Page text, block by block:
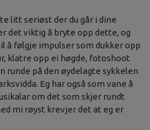
litt seriøst der du går i dine
det viktig å bryte opp dette, og
å følgje impulser som dukker opp
klatre opp ei høgde, fotoshoot
runde på den øydelagte sykkelen
Eg har også som vane å
om det som skjer rundt
mi røyst krevjer det at eg er